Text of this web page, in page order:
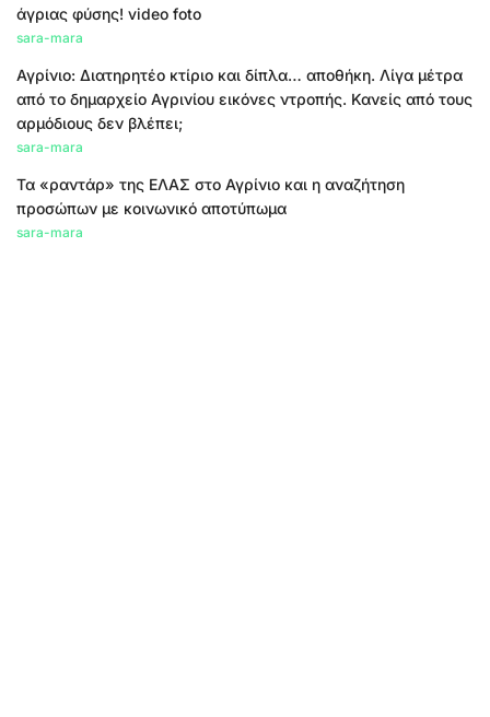
άγριας φύσης! video foto
sara-mara
Αγρίνιο: Διατηρητέο κτίριο και δίπλα… αποθήκη. Λίγα μέτρα
από το δημαρχείο Αγρινίου εικόνες ντροπής. Κανείς από τους
αρμόδιους δεν βλέπει;
sara-mara
Τα «ραντάρ» της ΕΛΑΣ στο Αγρίνιο και η αναζήτηση
προσώπων με κοινωνικό αποτύπωμα
sara-mara